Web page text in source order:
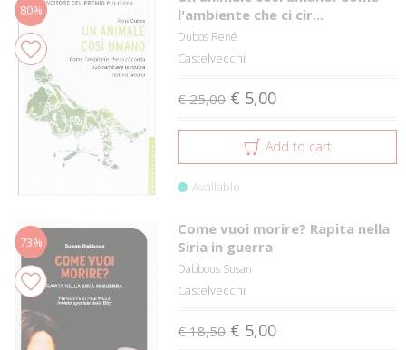
80%
l'ambiente che ci cir...
Dubos René
Castelvecchi
€ 25,00 € 5,00
Add to cart
Available
73%
Come vuoi morire? Rapita nella
Siria in guerra
Dabbous Susan
Castelvecchi
€ 18,50 € 5,00